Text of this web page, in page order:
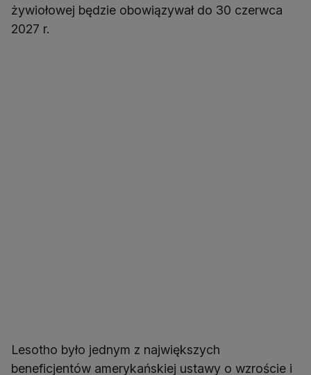
żywiołowej będzie obowiązywał do 30 czerwca
2027 r.
Lesotho było jednym z największych
beneficjentów amerykańskiej ustawy o wzroście i